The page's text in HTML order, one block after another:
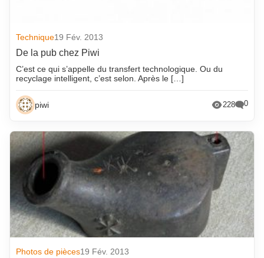
Technique19 Fév. 2013
De la pub chez Piwi
C’est ce qui s’appelle du transfert technologique. Ou du
recyclage intelligent, c’est selon. Après le […]
piwi 228 0
Photos de pièces19 Fév. 2013